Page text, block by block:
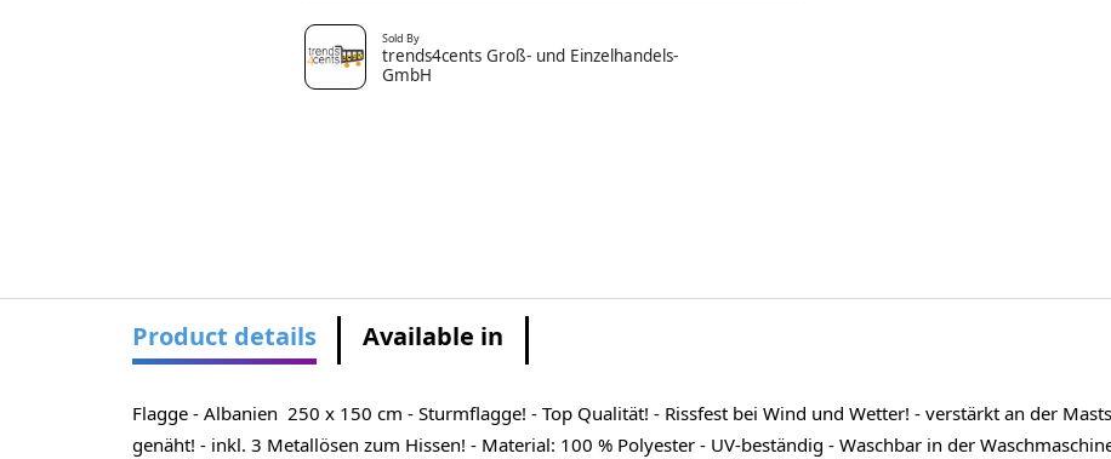
Sold By
trends4cents Groß- und Einzelhandels-
GmbH
Product details Available in
Flagge - Albanien 250 x 150 cm - Sturmflagge! - Top Qualität! - Rissfest bei Wind und Wetter! - verstärkt an der
genäht! - inkl. 3 Metallösen zum Hissen! - Material: 100 % Polyester - UV-beständig - Waschbar in der